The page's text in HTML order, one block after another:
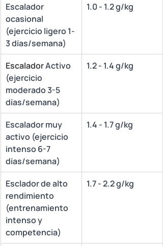
Escalador
ocasional
(ejercicio ligero 1-
3 días/semana)
1.0 - 1.2 g/kg
​Escalador Activo
(ejercicio
moderado 3-5
días/semana)
1.2 - 1.4 g/kg
Escalador muy
activo (ejercicio
intenso 6-7
días/semana)
1.4 - 1.7 g/kg
Esclador de alto
rendimiento
(entrenamiento
intenso y
competencia)
1.7 - 2.2 g/kg